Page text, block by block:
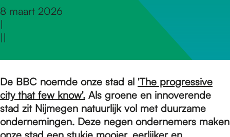
o
m
e
8 maart 2026
|
||
De BBC noemde onze stad al 'The progressive
city that few know'. Als groene en innoverende
stad zit Nijmegen natuurlijk vol met duurzame
ondernemingen. Deze negen ondernemers maken